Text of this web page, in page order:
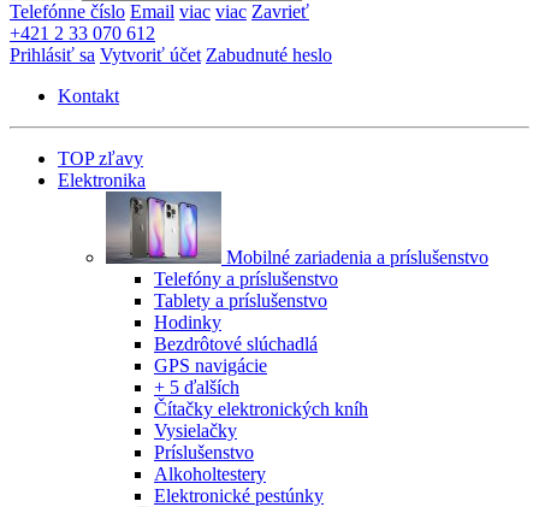
Telefónne číslo Email viac viac Zavrieť
+421 2 33 070 612
Prihlásiť sa Vytvoriť účet Zabudnuté heslo
Kontakt
TOP zľavy
Elektronika
Mobilné zariadenia a príslušenstvo
Telefóny a príslušenstvo
Tablety a príslušenstvo
Hodinky
Bezdrôtové slúchadlá
GPS navigácie
+ 5 ďalších
Čítačky elektronických kníh
Vysielačky
Príslušenstvo
Alkoholtestery
Elektronické pestúnky